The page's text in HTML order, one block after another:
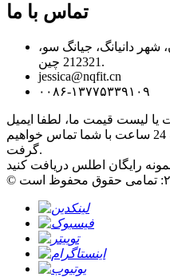
تماس با ما
شهر دانیانگ، جیانگ سو،
212321 چین.
jessica@nqfit.cn
۰۰۸۶-۱۳۷۷۵۳۳۹۱۰۹
لیست قیمت ما، لطفا ایمیل
خود را برای ما بگذارید و ما ظرف 24 ساعت با شما تماس خواهیم
گرفت.
رایگان اطلس دریافت کنید